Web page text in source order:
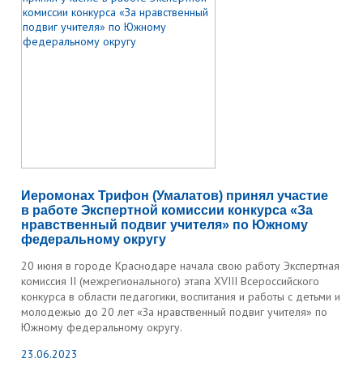
Иеромонах Трифон (Умалатов) принял участие
в работе Экспертной комиссии конкурса «За
нравственный подвиг учителя» по Южному
федеральному округу
20 июня в городе Краснодаре начала свою работу Экспертная
комиссия II (межрегионального) этапа XVIII Всероссийского
конкурса в области педагогики, воспитания и работы с детьми и
молодежью до 20 лет «За нравственный подвиг учителя» по
Южному федеральному округу.
23.06.2023